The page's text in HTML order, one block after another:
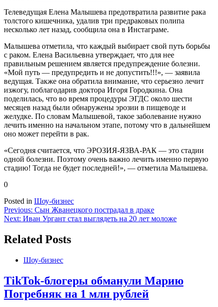
Телеведущая Елена Малышева предотвратила развитие рака
толстого кишечника, удалив три предраковых полипа
несколько лет назад, сообщила она в Инстаграме.
Малышева отметила, что каждый выбирает свой путь борьбы
с раком. Елена Васильевна утверждает, что для нее
правильным решением является предупреждение болезни.
«Мой путь — предупредить и не допустить!!!», — заявила
ведущая. Также она обратила внимание, что серьезно лечит
изжогу, поблагодарив доктора Игоря Городкина. Она
поделилась, что во время процедуры ЭГДС около шести
месяцев назад были обнаружены эрозии в пищеводе и
желудке. По словам Малышевой, такое заболевание нужно
лечить именно на начальном этапе, потому что в дальнейшем
оно может перейти в рак.
«Сегодня считается, что ЭРОЗИЯ-ЯЗВА-РАК — это стадии
одной болезни. Поэтому очень важно лечить именно первую
стадию! Тогда не будет последней!», — отметила Малышева.
0
Posted in Шоу-бизнес
Навигация
по
записям
Previous: Сын Жванецкого пострадал в драке
Next: Иван Ургант стал выглядеть на 20 лет моложе
Related Posts
Шоу-бизнес
TikTok-блогеры обманули Марию
Погребняк на 1 млн рублей